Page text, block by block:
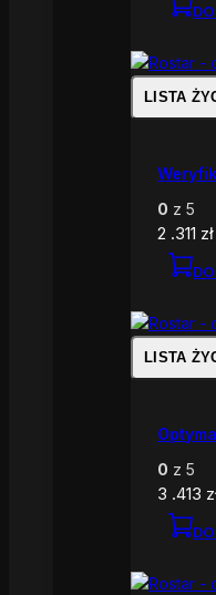
LISTA
0 z 5
2 .311 zł
LISTA
0 z 5
3 .413